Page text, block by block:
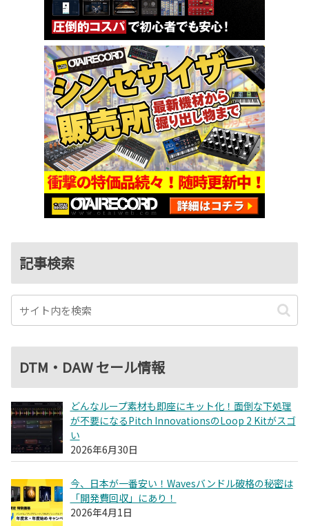
記事検索
DTM・DAW セール情報
どんなループ素材も即座にキット化！面倒な下処理
が不要になるPitch InnovationsのLoop 2 Kitがスゴ
い
2026年6月30日
今、日本が一番安い！Wavesバンドル破格の秘密は
「開発費回収」にあり！
2026年4月1日